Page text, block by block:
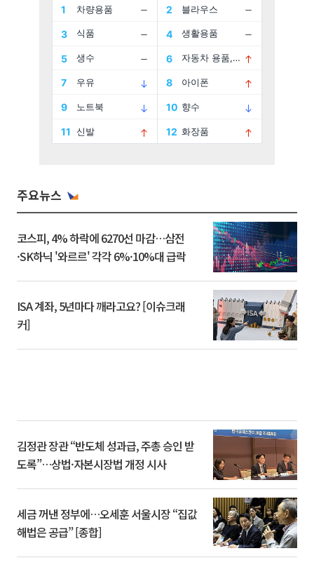
주요뉴스
코스피, 4% 하락에 6270선 마감…삼전
·SK하닉 '와르르' 각각 6%·10%대 급락
ISA 계좌, 5년마다 깨라고요? [이슈크래
커]
김정관 장관 “반도체 성과급, 주총 승인 받
도록”…상법·자본시장법 개정 시사
세금 꺼낸 정부에…오세훈 서울시장 “집값
해법은 공급” [종합]